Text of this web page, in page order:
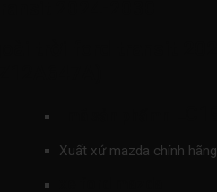
Xuất xứ mazda chính hãng